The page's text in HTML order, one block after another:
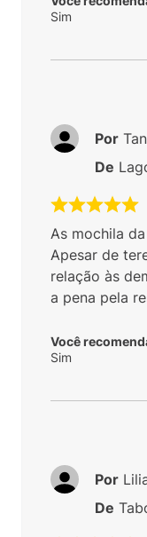
Sim
As mochila
Apesar de
relação às
a pena pela
Você
Sim
Por
De
Por
De